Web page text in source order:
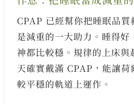
CPAP 已經幫你把睡眠品質
是減重的一大助力。睡得好
神都比較穩。規律的上床與
天確實戴滿 CPAP，能讓荷
較平穩的軌道上運作。